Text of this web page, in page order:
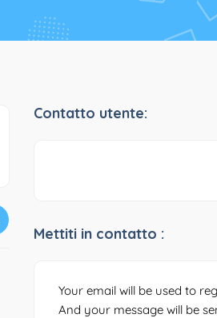
Contatto utente:
Mettiti in contatto :
Your email will be used to
And your message will be